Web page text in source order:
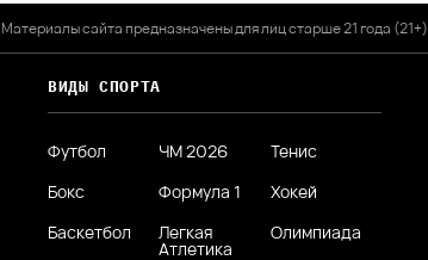
Материалы сайта предназначены для лиц старше 21 года (21+)
ВИДЫ СПОРТА
Футбол ЧМ 2026
Тенис
Бокс
Формула 1
Хокей
Баскетбол
Легкая
Атлетика
Олимпиада